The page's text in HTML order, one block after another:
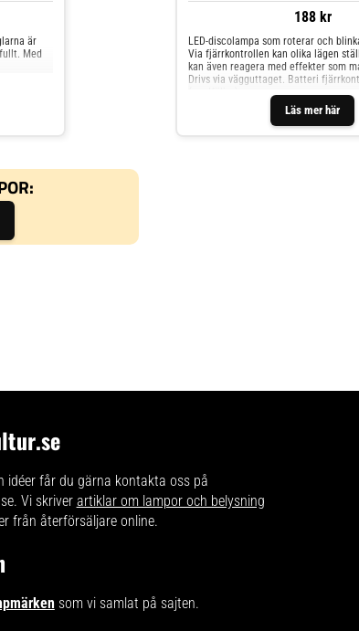
är
Med
188 kr
Läs mer här
LED-discolampa som roterar och
Via fjärrkontrollen kan olika lägen
kan även reagera med effekter som
Drivs via vägguttaget. Batteri
idéer får du gärna kontakta oss på
Vi skriver artiklar om lampor och belysning
från återförsäljare online.
som vi samlat på sajten.